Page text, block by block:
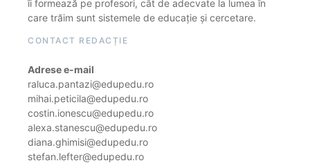
îi formează pe profesori, cât de adecvate la lumea în
care trăim sunt sistemele de educație și cercetare.
CONTACT REDACȚIE
Adrese e-mail
raluca.pantazi@edupedu.ro
mihai.peticila@edupedu.ro
costin.ionescu@edupedu.ro
alexa.stanescu@edupedu.ro
diana.ghimisi@edupedu.ro
stefan.lefter@edupedu.ro